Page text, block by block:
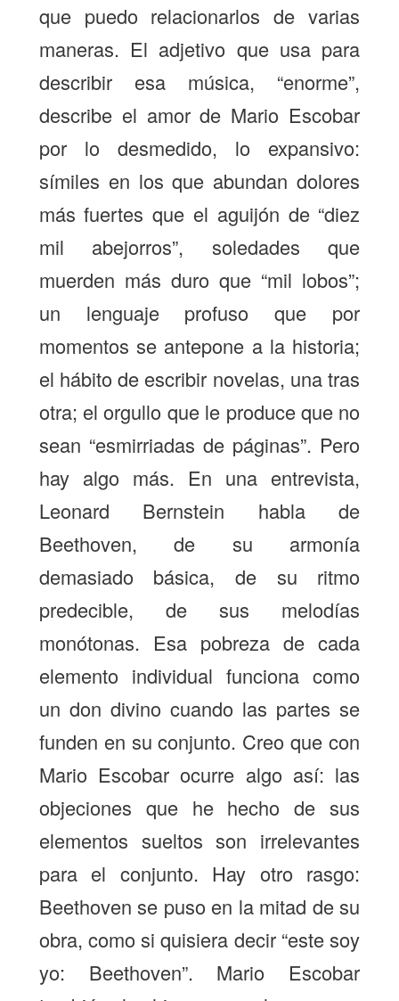
que puedo relacionarlos de varias
maneras. El adjetivo que usa para
describir esa música, “enorme”,
describe el amor de Mario Escobar
por lo desmedido, lo expansivo:
símiles en los que abundan dolores
más fuertes que el aguijón de “diez
mil abejorros”, soledades que
muerden más duro que “mil lobos”;
un lenguaje profuso que por
momentos se antepone a la historia;
el hábito de escribir novelas, una tras
otra; el orgullo que le produce que no
sean “esmirriadas de páginas”. Pero
hay algo más. En una entrevista,
Leonard Bernstein habla de
Beethoven, de su armonía
demasiado básica, de su ritmo
predecible, de sus melodías
monótonas. Esa pobreza de cada
elemento individual funciona como
un don divino cuando las partes se
funden en su conjunto. Creo que con
Mario Escobar ocurre algo así: las
objeciones que he hecho de sus
elementos sueltos son irrelevantes
para el conjunto. Hay otro rasgo:
Beethoven se puso en la mitad de su
obra, como si quisiera decir “este soy
yo: Beethoven”. Mario Escobar